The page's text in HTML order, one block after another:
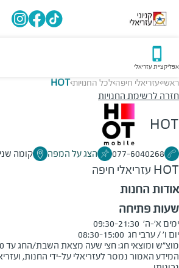
אפליקציית עזריאלי
ראשי>עזריאלי חיפה>לכל החנויות>
HOT
חזרה לרשימת החנויות
HOT
077-6040268 הצג על המפה קומה
HOT עזריאלי חיפה
אודות החנות
שעות פתיחה
מוצ"ש ומוצאי חג: חצי שעה מצאת השבת/החג עד 23:00
המידע האמור נמסר לעזריאלי על-ידי החנות,